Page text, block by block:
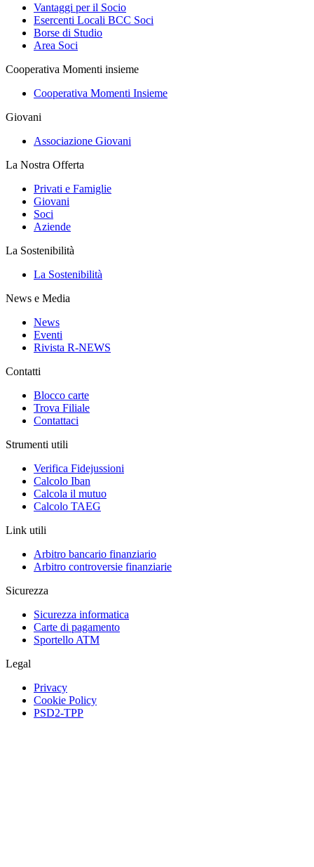
Vantaggi per il Socio
Esercenti Locali BCC Soci
Borse di Studio
Area Soci
Cooperativa Momenti insieme
Cooperativa Momenti Insieme
Giovani
Associazione Giovani
La Nostra Offerta
Privati e Famiglie
Giovani
Soci
Aziende
La Sostenibilità
La Sostenibilità
News e Media
News
Eventi
Rivista R-NEWS
Contatti
Blocco carte
Trova Filiale
Contattaci
Strumenti utili
Verifica Fidejussioni
Calcolo Iban
Calcola il mutuo
Calcolo TAEG
Link utili
Arbitro bancario finanziario
Arbitro controversie finanziarie
Sicurezza
Sicurezza informatica
Carte di pagamento
Sportello ATM
Legal
Privacy
Cookie Policy
PSD2-TPP